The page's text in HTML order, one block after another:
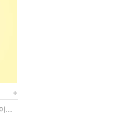
[이벤트] 리뉴얼 PC 챗봇 이용 만족도 설문 이벤트